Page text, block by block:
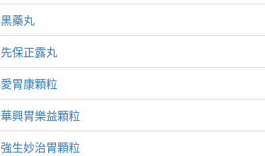
黑藥丸
先保正露丸
愛胃康顆粒
華興胃樂益顆粒
強生妙治胃顆粒